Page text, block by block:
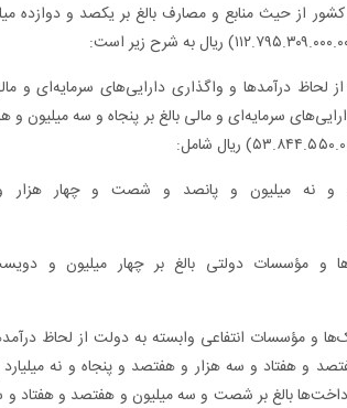
سال ۱۴۰۴ کل کشور از حیث منابع و مصارف بالغ بر یکصد و
لحاظ درآمدها و واگذاری دارایی‌های سرمایه‌ای و
سرمایه‌ای و مالی بالغ بر پنجاه و سه میلیون
و نه میلیون و پانصد و شصت و چهار هزار و
و مؤسسات دولتی بالغ بر چهار میلیون و
و مؤسسات انتفاعی وابسته به دولت از لحاظ درآمدها
بالغ بر شصت و سه میلیون و هفتصد و هفتاد